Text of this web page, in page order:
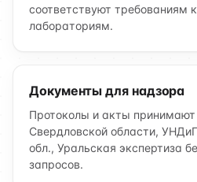
соответствуют требованиям
лабораториям.
Документы для надзора
Протоколы и акты принимают
Свердловской области,
обл., Уральская экспертиза
запросов.